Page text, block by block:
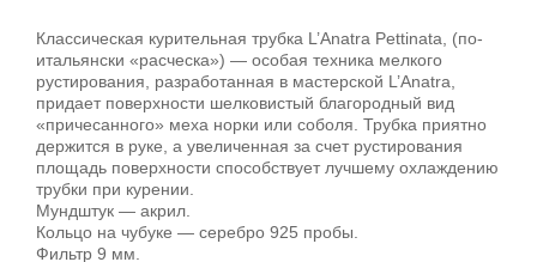
Классическая курительная трубка L’Anatra Pettinata, (по-
итальянски «расческа») — особая техника мелкого
рустирования, разработанная в мастерской L’Anatra,
придает поверхности шелковистый благородный вид
«причесанного» меха норки или соболя. Трубка приятно
держится в руке, а увеличенная за счет рустирования
площадь поверхности способствует лучшему охлаждению
трубки при курении.
Мундштук — акрил.
Кольцо на чубуке — серебро 925 пробы.
Фильтр 9 мм.